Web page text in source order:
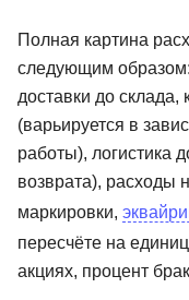
Полная картина
следующим образом:
доставки до склада,
(варьируется в
работы), логистика
возврата), расходы
маркировки,
пересчёте на
акциях, процент